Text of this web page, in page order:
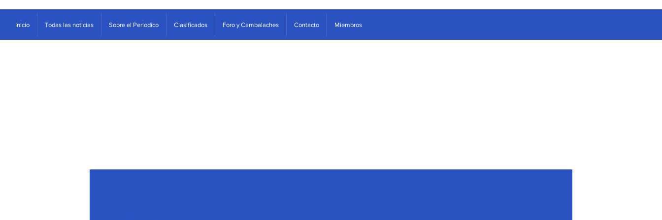
Inicio Todas las noticias Sobre el Periodico Clasificados Foro y Cambalaches Contacto Miembros